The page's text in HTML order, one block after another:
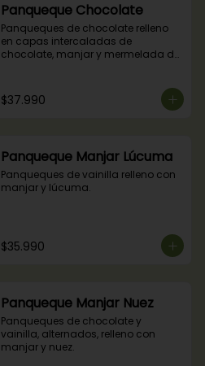
Panqueque Chocolate
Panqueques de chocolate relleno
en capas intercaladas de
chocolate, manjar y mermelada de
$37.990
Panqueque Manjar Lúcuma
Panqueques de vainilla relleno con
manjar y lúcuma.
$35.990
Panqueque Manjar Nuez
Panqueques de chocolate y
vainilla, alternados, relleno con
manjar y nuez.